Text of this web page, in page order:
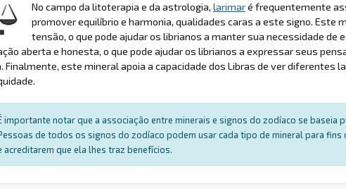
No campo da litoterapia e da astrologia, larimaré frequentemente
promover equilíbrio e harmonia, qualidades caras a este signo. Este
tensão, o que pode ajudar os librianos a manter sua necessidade de
aberta e honesta, o que pode ajudar os librianos a expressar seus
Finalmente, este mineral apoia a capacidade dos Libras de ver diferentes
importante notar que a associação entre minerais e signos do zodíaco se baseia
de todos os signos do zodíaco podem usar cada tipo de mineral para
acreditarem que ela lhes traz benefícios.